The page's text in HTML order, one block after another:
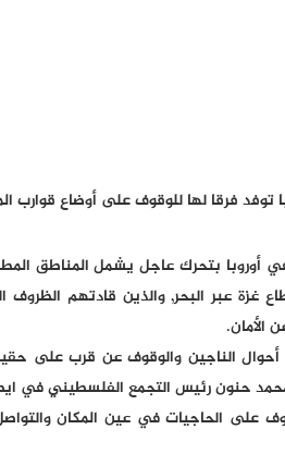
توفد فرقا لها للوقوف على أوضاع قوارب
أوروبا بتحرك عاجل يشمل المناطق
غزة عبر البحر, والذين قادتهم الظروف
الأمان.
الناجين والوقوف عن قرب على
حنون رئيس التجمع الفلسطيني في
على الحاجيات في عين المكان